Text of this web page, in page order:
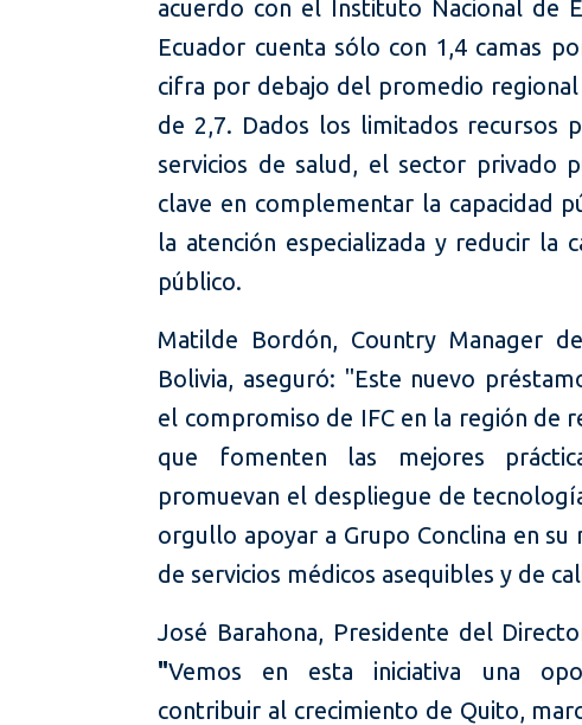
acuerdo con el Instituto Nacional de
Ecuador cuenta sólo con 1,4 camas
cifra por debajo del promedio
de 2,7. Dados los limitados recursos
servicios de salud, el sector privado
clave en complementar la capacidad
la atención especializada y reducir la
público.
Matilde Bordón, Country Manager
Bolivia, aseguró: "Este nuevo
el compromiso de IFC en la región de
que fomenten las mejores
promuevan el despliegue de
orgullo apoyar a Grupo Conclina en
de servicios médicos asequibles y de
José Barahona, Presidente del
"Vemos en esta iniciativa una
contribuir al crecimiento de Quito,